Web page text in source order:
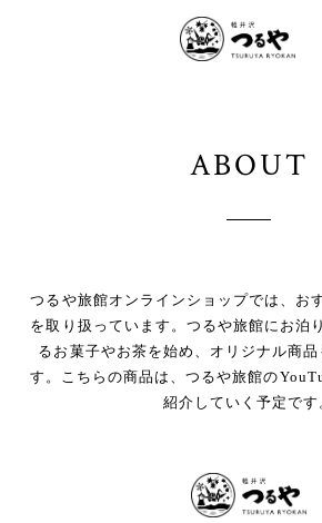
ABOUT
つるや旅館オンラインショップでは、お
を取り扱っています。つるや旅館にお泊
るお菓子やお茶を始め、オリジナル商品
す。こちらの商品は、つるや旅館の
紹介していく予定です